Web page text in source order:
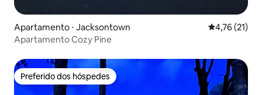
Apartamento ⋅ Jacksontown 4,76 de uma
4,76 (21)
Apartamento Cozy Pine
Preferido dos hóspedes
Preferido dos hóspedes